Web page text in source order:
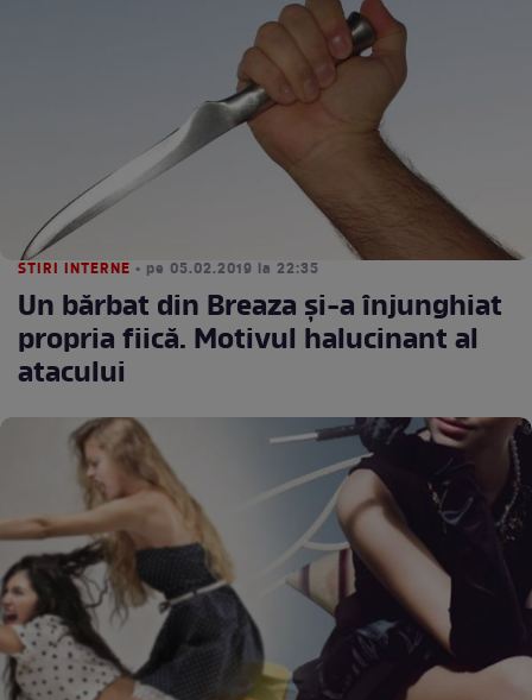
STIRI INTERNE • pe 05.02.2019 la 22:35
Un bărbat din Breaza și-a înjunghiat
propria fiică. Motivul halucinant al
atacului